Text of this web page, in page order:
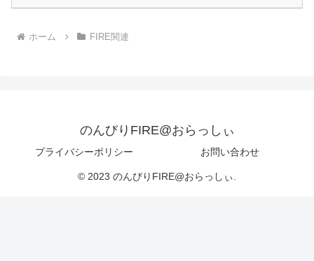
ホーム FIRE関連
のんびりFIRE@おらっしぃ
プライバシーポリシー お問い合わせ
© 2023 のんびりFIRE@おらっしぃ.